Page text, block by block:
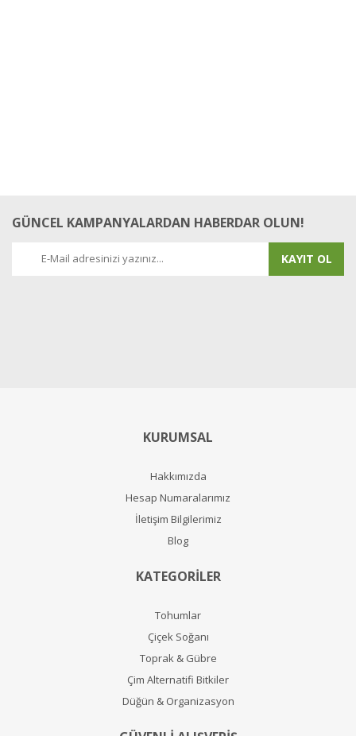
GÜNCEL KAMPANYALARDAN HABERDAR OLUN!
KAYIT OL
KURUMSAL
Hakkımızda
Hesap Numaralarımız
İletişim Bilgilerimiz
Blog
KATEGORİLER
Tohumlar
Çiçek Soğanı
Toprak & Gübre
Çim Alternatifi Bitkiler
Düğün & Organizasyon